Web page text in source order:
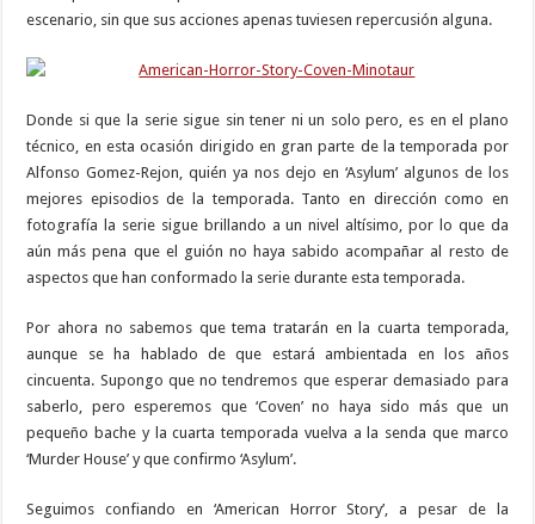
escenario, sin que sus acciones apenas tuviesen repercusión alguna.
Donde si que la serie sigue sin tener ni un solo pero, es en el plano
técnico, en esta ocasión dirigido en gran parte de la temporada por
Alfonso Gomez-Rejon, quién ya nos dejo en ‘Asylum’ algunos de los
mejores episodios de la temporada. Tanto en dirección como en
fotografía la serie sigue brillando a un nivel altísimo, por lo que da
aún más pena que el guión no haya sabido acompañar al resto de
aspectos que han conformado la serie durante esta temporada.
Por ahora no sabemos que tema tratarán en la cuarta temporada,
aunque se ha hablado de que estará ambientada en los años
cincuenta. Supongo que no tendremos que esperar demasiado para
saberlo, pero esperemos que ‘Coven’ no haya sido más que un
pequeño bache y la cuarta temporada vuelva a la senda que marco
‘Murder House’ y que confirmo ‘Asylum’.
Seguimos confiando en ‘American Horror Story’, a pesar de la